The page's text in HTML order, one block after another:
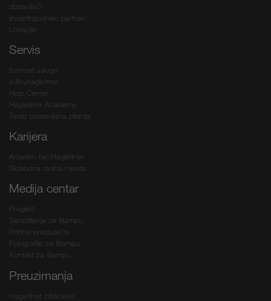
dobavljači
izvoz/trgovinski partneri
Lokacije
Servis
Izvrnost usluge
edibyhagleitner
Help Center
Hagleitner Academy
često postavljana pitanja
Karijera
Arbeiten bei Hagleitner
Slobodna radna mjesta
Medija centar
Pregled
Saopštenja za štampu
Portret preduzeća
Fotografije za štampu
Kontakt za štampu
Preuzimanja
Hagleitner biblioteka